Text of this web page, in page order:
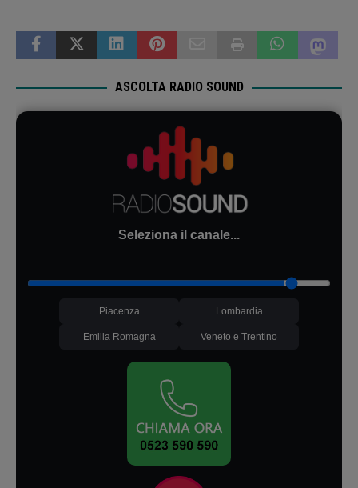
ASCOLTA RADIO SOUND
Seleziona il canale...
Piacenza Lombardia
Emilia Romagna Veneto e Trentino